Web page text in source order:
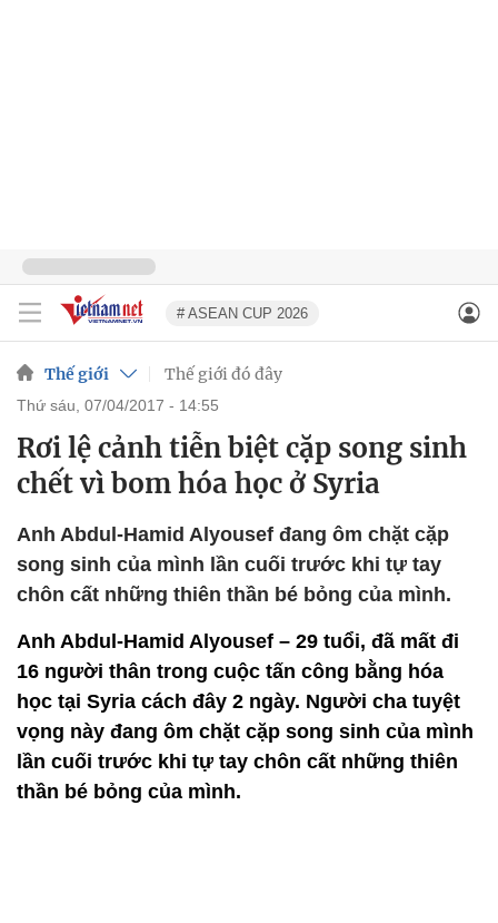
# ASEAN CUP 2026
Thế giới Thế giới đó đây
thứ sáu, 07/04/2017 - 14:55
Rơi lệ cảnh tiễn biệt cặp song sinh
chết vì bom hóa học ở Syria
Anh Abdul-Hamid Alyousef đang ôm chặt cặp
song sinh của mình lần cuối trước khi tự tay
chôn cất những thiên thần bé bỏng của mình.
Anh Abdul-Hamid Alyousef – 29 tuổi, đã mất đi
16 người thân trong cuộc tấn công bằng hóa
học tại Syria cách đây 2 ngày. Người cha tuyệt
vọng này đang ôm chặt cặp song sinh của mình
lần cuối trước khi tự tay chôn cất những thiên
thần bé bỏng của mình.